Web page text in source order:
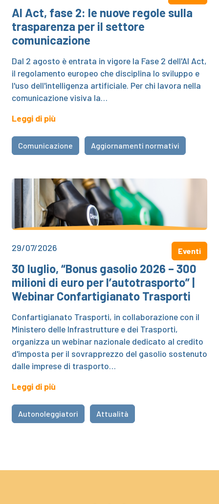
AI Act, fase 2: le nuove regole sulla
trasparenza per il settore
comunicazione
Dal 2 agosto è entrata in vigore la Fase 2 dell'AI Act,
il regolamento europeo che disciplina lo sviluppo e
l'uso dell'intelligenza artificiale. Per chi lavora nella
comunicazione visiva la…
Leggi di più
Comunicazione Aggiornamenti normativi
29/07/2026 Eventi
30 luglio, “Bonus gasolio 2026 – 300
milioni di euro per l’autotrasporto” |
Webinar Confartigianato Trasporti
Confartigianato Trasporti, in collaborazione con il
Ministero delle Infrastrutture e dei Trasporti,
organizza un webinar nazionale dedicato al credito
d'imposta per il sovrapprezzo del gasolio sostenuto
dalle imprese di trasporto…
Leggi di più
Autonoleggiatori Attualità